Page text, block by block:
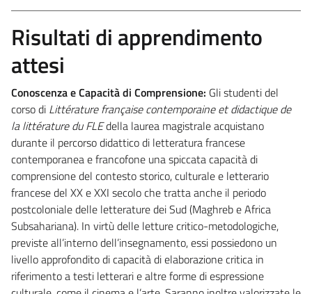
Risultati di apprendimento
attesi
Conoscenza e Capacità di Comprensione: Gli studenti del
corso di Littérature française contemporaine et didactique de
la littérature du FLEdella laurea magistrale acquistano
durante il percorso didattico di letteratura francese
contemporanea e francofone una spiccata capacità di
comprensione del contesto storico, culturale e letterario
francese del XX e XXI secolo che tratta anche il periodo
postcoloniale delle letterature dei Sud (Maghreb e Africa
Subsahariana). In virtù delle letture critico-metodologiche,
previste all’interno dell’insegnamento, essi possiedono un
livello approfondito di capacità di elaborazione critica in
riferimento a testi letterari e altre forme di espressione